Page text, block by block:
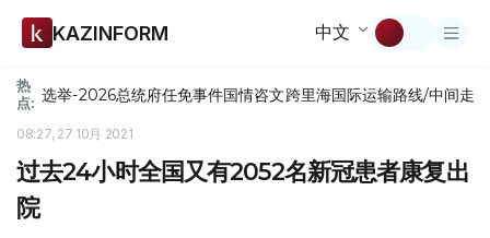
KAZINFORM 中文
热
点: 选举-2026总统府任免事件国情咨文跨里海国际运输路线/中间走廊
08:27, 27 10月 2021
过去24小时全国又有2052名新冠患者康复出
院